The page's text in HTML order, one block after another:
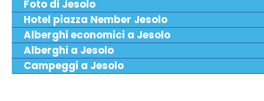
Foto di Jesolo
Hotel piazza Nember Jesolo
Alberghi economici a Jesolo
Alberghi a Jesolo
Campeggi a Jesolo